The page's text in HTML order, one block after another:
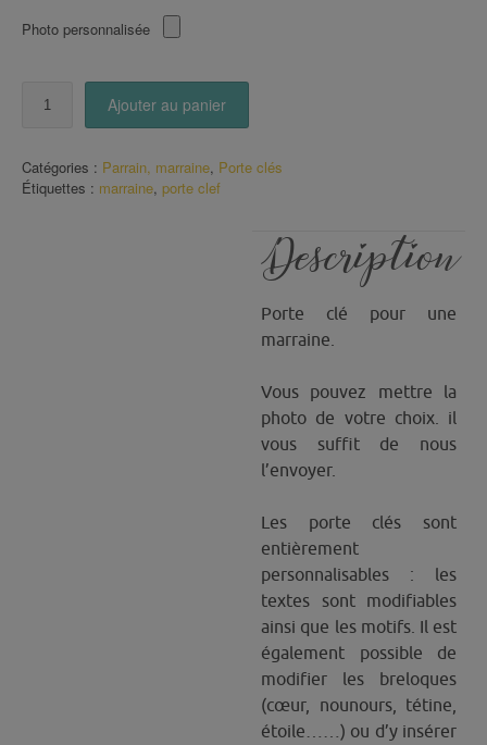
Photo personnalisée
veux
tu
Ajouter au panier
Catégories : Parrain, marraine, Porte clés
Étiquettes : marraine, porte clef
Description
Porte clé pour une
marraine.
Vous pouvez mettre la
photo de votre choix. il
vous suffit de nous
l’envoyer.
Les porte clés sont
entièrement
personnalisables : les
textes sont modifiables
ainsi que les motifs. Il est
également possible de
modifier les breloques
(cœur, nounours, tétine,
étoile……) ou d’y insérer